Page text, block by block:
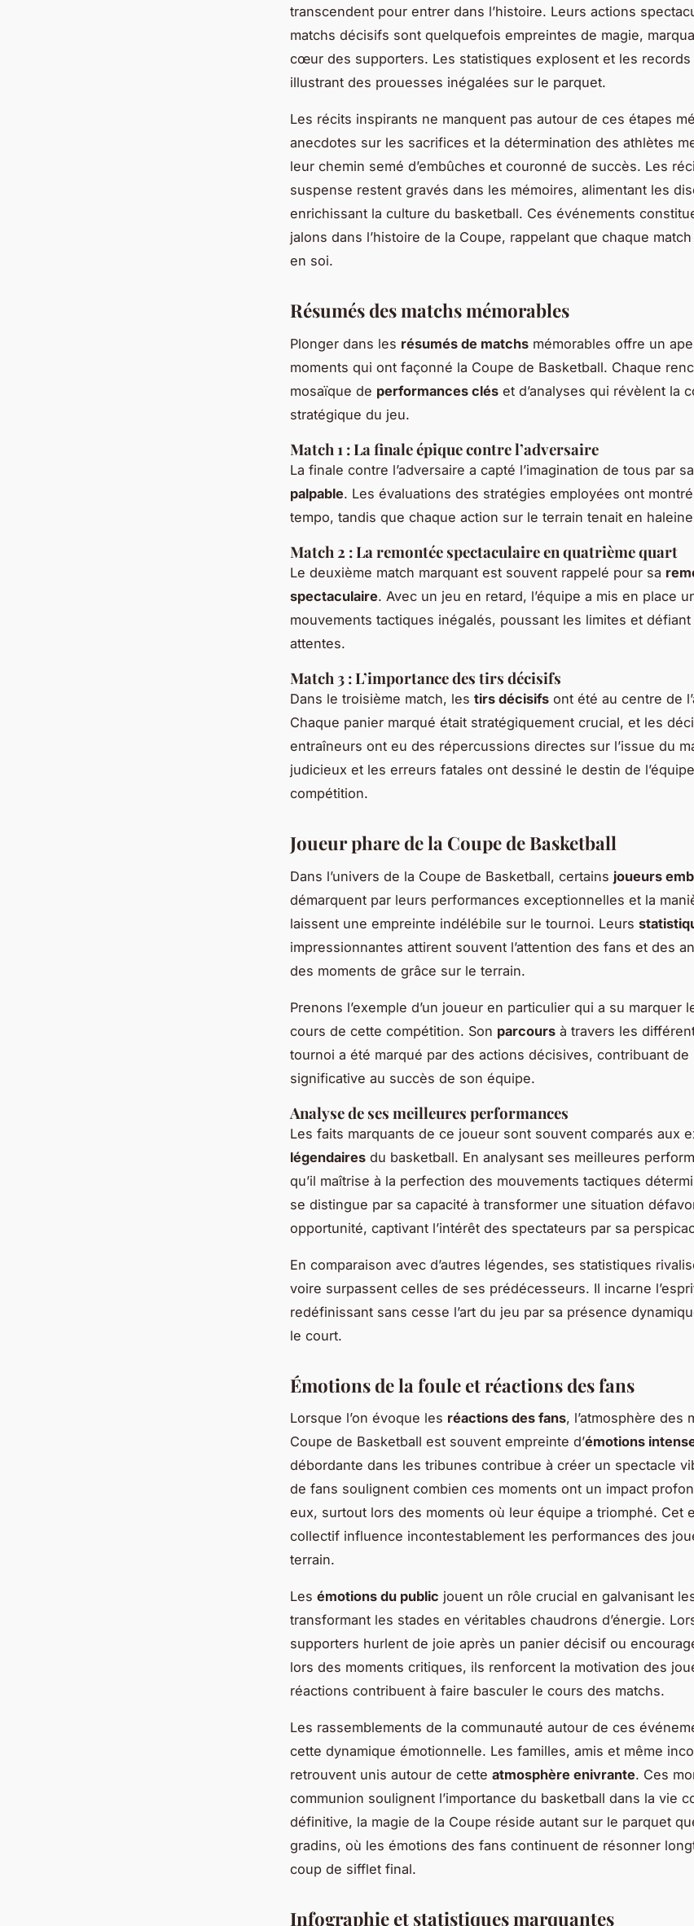
transcendent pour entrer dans l’histoire. Leurs actions
matchs décisifs sont quelquefois empreintes de magie,
cœur des supporters. Les statistiques explosent et les records
illustrant des prouesses inégalées sur le parquet.
Les récits inspirants ne manquent pas autour de ces étapes
anecdotes sur les sacrifices et la détermination des athlètes
leur chemin semé d’embûches et couronné de succès. Les
suspense restent gravés dans les mémoires, alimentant les
enrichissant la culture du basketball. Ces événements
jalons dans l’histoire de la Coupe, rappelant que chaque
en soi.
Résumés des matchs mémorables
Plonger dans les résumés de matchs mémorables offre un
moments qui ont façonné la Coupe de Basketball. Chaque
mosaïque de performances clés et d’analyses qui révèlent la
stratégique du jeu.
Match 1 : La finale épique contre l’adversaire
La finale contre l’adversaire a capté l’imagination de tous par sa
palpable. Les évaluations des stratégies employées ont
tempo, tandis que chaque action sur le terrain tenait en
Match 2 : La remontée spectaculaire en quatrième quart
Le deuxième match marquant est souvent rappelé pour sa
spectaculaire. Avec un jeu en retard, l’équipe a mis en place
mouvements tactiques inégalés, poussant les limites et
attentes.
Match 3 : L’importance des tirs décisifs
Dans le troisième match, les tirs décisifs ont été au centre de
Chaque panier marqué était stratégiquement crucial, et les
entraîneurs ont eu des répercussions directes sur l’issue du
judicieux et les erreurs fatales ont dessiné le destin de
compétition.
Joueur phare de la Coupe de Basketball
Dans l’univers de la Coupe de Basketball, certains joueurs
démarquent par leurs performances exceptionnelles et la
laissent une empreinte indélébile sur le tournoi. Leurs
impressionnantes attirent souvent l’attention des fans et des
des moments de grâce sur le terrain.
Prenons l’exemple d’un joueur en particulier qui a su marquer
cours de cette compétition. Son parcours à travers les
tournoi a été marqué par des actions décisives, contribuant de
significative au succès de son équipe.
Analyse de ses meilleures performances
Les faits marquants de ce joueur sont souvent comparés aux
légendaires du basketball. En analysant ses meilleures
qu’il maîtrise à la perfection des mouvements tactiques
se distingue par sa capacité à transformer une situation
opportunité, captivant l’intérêt des spectateurs par sa
En comparaison avec d’autres légendes, ses statistiques
voire surpassent celles de ses prédécesseurs. Il incarne
redéfinissant sans cesse l’art du jeu par sa présence
le court.
Émotions de la foule et réactions des fans
Lorsque l’on évoque les réactions des fans, l’atmosphère des
Coupe de Basketball est souvent empreinte d’émotions
débordante dans les tribunes contribue à créer un spectacle
de fans soulignent combien ces moments ont un impact
eux, surtout lors des moments où leur équipe a triomphé. Cet
collectif influence incontestablement les performances des
terrain.
Les émotions du public jouent un rôle crucial en galvanisant
transformant les stades en véritables chaudrons d’énergie.
supporters hurlent de joie après un panier décisif ou
lors des moments critiques, ils renforcent la motivation des
réactions contribuent à faire basculer le cours des matchs.
Les rassemblements de la communauté autour de ces
cette dynamique émotionnelle. Les familles, amis et même
retrouvent unis autour de cette atmosphère enivrante. Ces
communion soulignent l’importance du basketball dans la vie
définitive, la magie de la Coupe réside autant sur le parquet
gradins, où les émotions des fans continuent de résonner
coup de sifflet final.
Infographie et statistiques marquantes